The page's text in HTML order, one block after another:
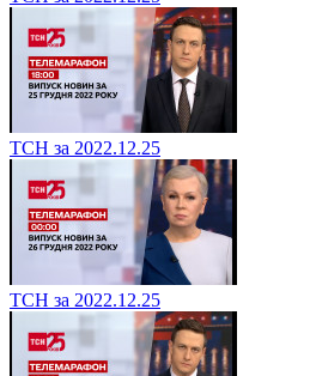
ТСН за 2022.12.25
ТСН за 2022.12.25